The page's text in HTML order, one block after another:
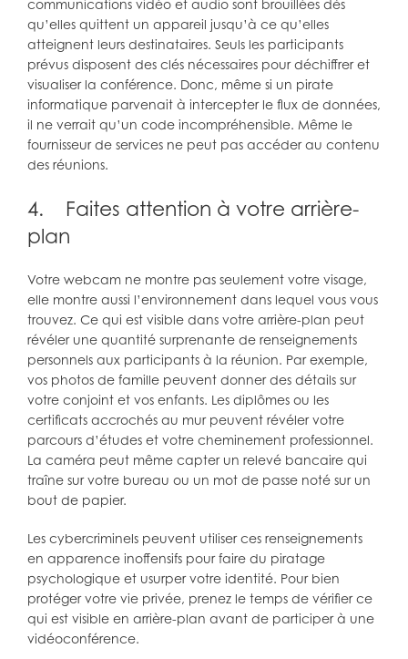
communications vidéo et audio sont brouillées dès
qu’elles quittent un appareil jusqu’à ce qu’elles
atteignent leurs destinataires. Seuls les participants
prévus disposent des clés nécessaires pour déchiffrer et
visualiser la conférence. Donc, même si un pirate
informatique parvenait à intercepter le flux de données,
il ne verrait qu’un code incompréhensible. Même le
fournisseur de services ne peut pas accéder au contenu
des réunions.
4. Faites attention à votre arrière-
plan
Votre webcam ne montre pas seulement votre visage,
elle montre aussi l’environnement dans lequel vous vous
trouvez. Ce qui est visible dans votre arrière-plan peut
révéler une quantité surprenante de renseignements
personnels aux participants à la réunion. Par exemple,
vos photos de famille peuvent donner des détails sur
votre conjoint et vos enfants. Les diplômes ou les
certificats accrochés au mur peuvent révéler votre
parcours d’études et votre cheminement professionnel.
La caméra peut même capter un relevé bancaire qui
traîne sur votre bureau ou un mot de passe noté sur un
bout de papier.
Les cybercriminels peuvent utiliser ces renseignements
en apparence inoffensifs pour faire du piratage
psychologique et usurper votre identité. Pour bien
protéger votre vie privée, prenez le temps de vérifier ce
qui est visible en arrière-plan avant de participer à une
vidéoconférence.